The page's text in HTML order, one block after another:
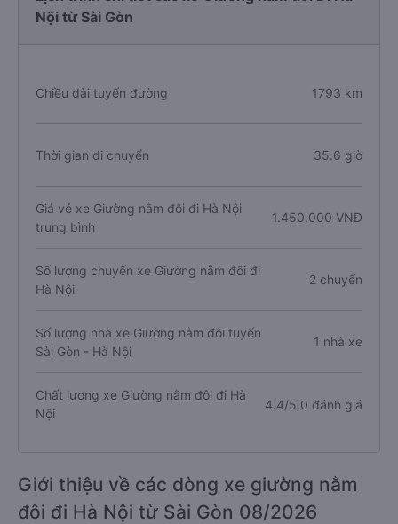
Nội từ Sài Gòn
Chiều dài tuyến đường 1793 km
Thời gian di chuyển 35.6 giờ
Giá vé xe Giường nằm đôi đi Hà Nội
trung bình
1.450.000 VNĐ
Số lượng chuyến xe Giường nằm đôi đi
Hà Nội
2 chuyến
Số lượng nhà xe Giường nằm đôi tuyến
Sài Gòn - Hà Nội
1 nhà xe
Chất lượng xe Giường nằm đôi đi Hà
Nội
4.4/5.0 đánh giá
Giới thiệu về các dòng xe giường nằm
đôi đi Hà Nội từ Sài Gòn 08/2026